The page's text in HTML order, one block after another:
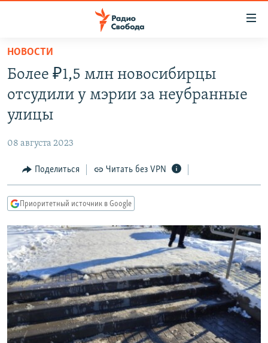
упрощенного
доступа
основному
Вернутся
Вернутся
поиску
АВТОРСКИЕ ПРОЕКТЫ
МНЕНИЯ
КУЛЬТУРА
КАВКАЗ.РЕАЛИИ
СЕВЕР.РЕАЛИИ
СИБИРЬ.РЕАЛИИ
РАСПИСАНИЕ ВЕЩАНИЯ
ПОДПИШИТЕСЬ НА РАССЫЛКУ
СОЦИАЛЬНЫЕ СЕТИ
НОВОСТИ
Более ₽1,5 млн новосибирцы
отсудили у мэрии за неубранные
улицы
08 августа 2023
Поделиться Читать без VPN
Приоритетный источник в Google